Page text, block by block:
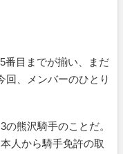
目までが揃い、まだ
回、メンバーのひとり
熊沢騎手のことだ。
人から騎手免許の取